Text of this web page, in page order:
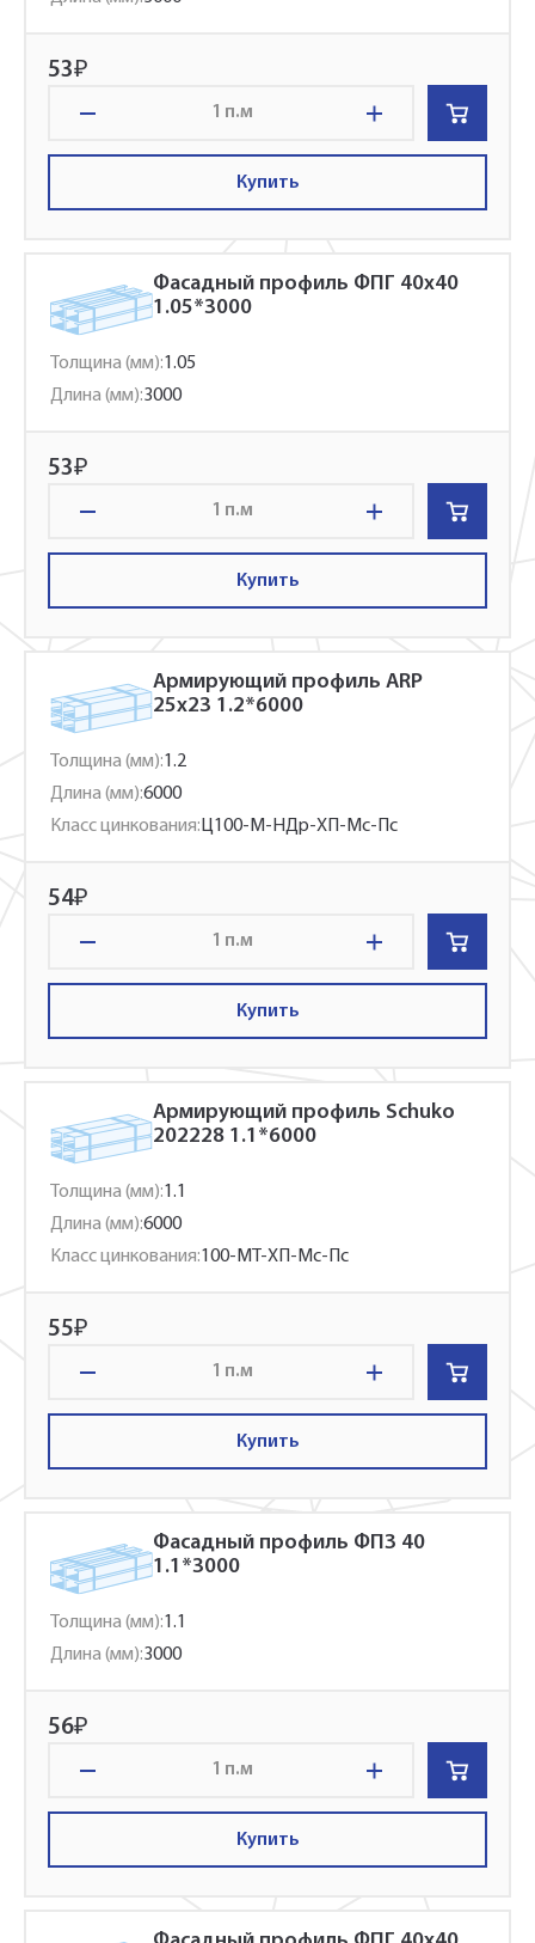
53₽
п.м
Купить
Фасадный профиль ФПГ 40x40
1.05*3000
Толщина (мм):1.05
Длина (мм):3000
53₽
п.м
Купить
Армирующий профиль ARP
25x23 1.2*6000
Толщина (мм):1.2
Длина (мм):6000
Класс цинкования: Ц100-М-НДр-ХП-Мс-Пс
54₽
п.м
Купить
Армирующий профиль Schuko
202228 1.1*6000
Толщина (мм):1.1
Длина (мм):6000
Класс цинкования:100-МТ-ХП-Мс-Пс
55₽
п.м
Купить
Фасадный профиль ФПЗ 40
1.1*3000
Толщина (мм):1.1
Длина (мм):3000
56₽
п.м
Купить